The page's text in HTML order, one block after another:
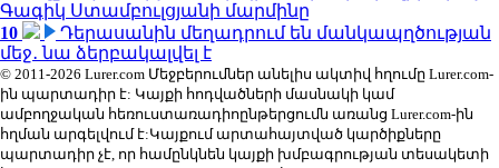
Գագիկ Ստամբուլցյանի մարմինը
10
Դերասանին մեղադրում են մանկապղծության
մեջ․ նա ձերբակալվել է
© 2011-2026 Lurer.com Մեջբերումներ անելիս ակտիվ հղումը Lurer.com-
ին պարտադիր է: Կայքի հոդվածների մասնակի կամ
ամբողջական հեռուստառադիոընթերցումն առանց Lurer.com-ին
հղման արգելվում է:Կայքում արտահայտված կարծիքները
պարտադիր չէ, որ համընկնեն կայքի խմբագրության տեսակետի